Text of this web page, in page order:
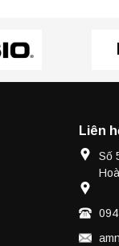
Liên
Số